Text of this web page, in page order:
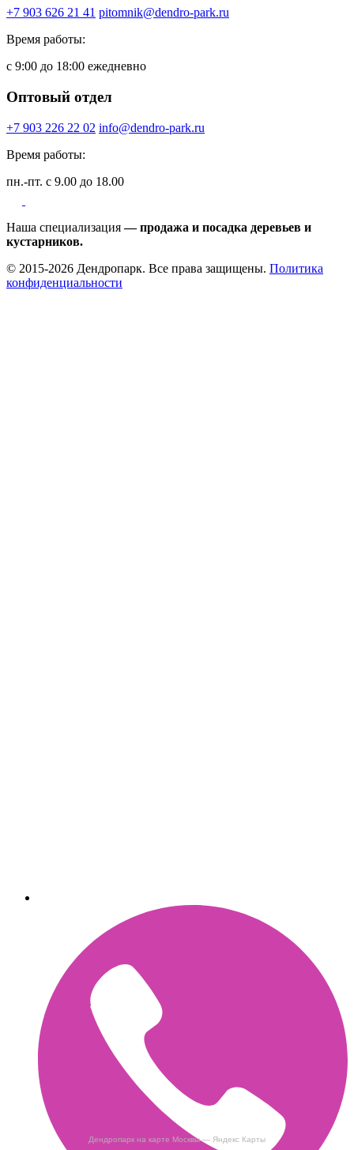
Дендропарк на карте Москвы — Яндекс Карты
+7 903 626 21 41 pitomnik@dendro-park.ru
Время работы:
с 9:00 до 18:00 ежедневно
Оптовый отдел
+7 903 226 22 02 info@dendro-park.ru
Время работы:
пн.-пт. с 9.00 до 18.00
Наша специализация— продажа и посадка деревьев и
кустарников.
© 2015-2026 Дендропарк. Все права защищены. Политика
конфиденциальности